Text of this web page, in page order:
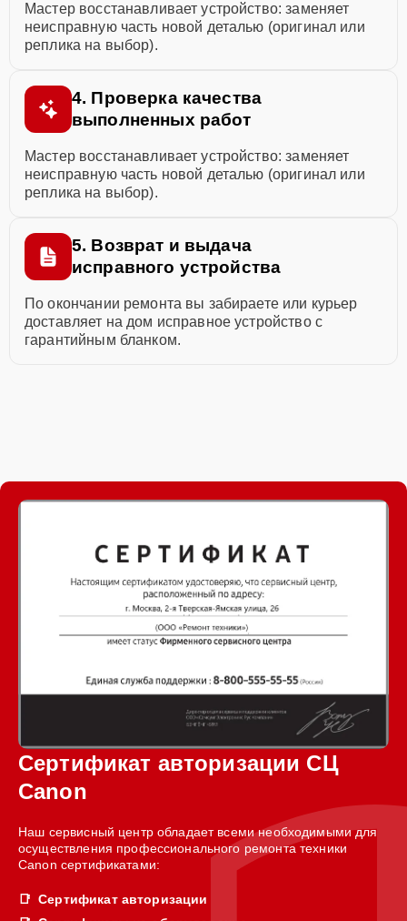
Мастер восстанавливает устройство: заменяет
неисправную часть новой деталью (оригинал или
реплика на выбор).
4. Проверка качества
выполненных работ
Мастер восстанавливает устройство: заменяет
неисправную часть новой деталью (оригинал или
реплика на выбор).
5. Возврат и выдача
исправного устройства
По окончании ремонта вы забираете или курьер
доставляет на дом исправное устройство с
гарантийным бланком.
Сертификат авторизации СЦ
Canon
Наш сервисный центр обладает всеми необходимыми для
осуществления профессионального ремонта техники
Canon сертификатами:
Сертификат авторизации